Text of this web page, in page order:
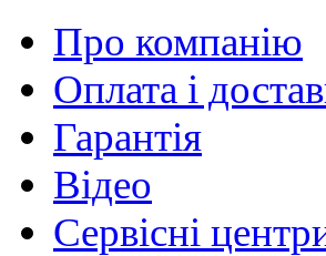
Про компанію
Оплата і
Гарантія
Відео
Сервісні